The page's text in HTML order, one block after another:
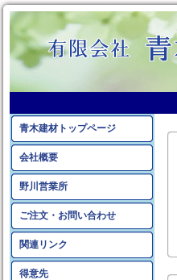
青木建材トップページ
会社概要
野川営業所
ご注文・お問い合わせ
関連リンク
得意先